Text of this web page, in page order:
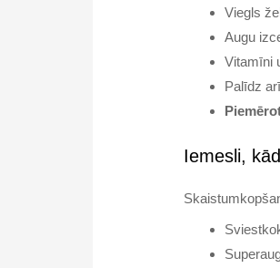
Viegls
Augu
Vitamīni
Palīdz
Iemesli,